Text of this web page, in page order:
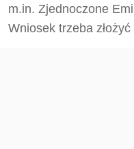
m.in. Zjednoczone
Wniosek trzeba